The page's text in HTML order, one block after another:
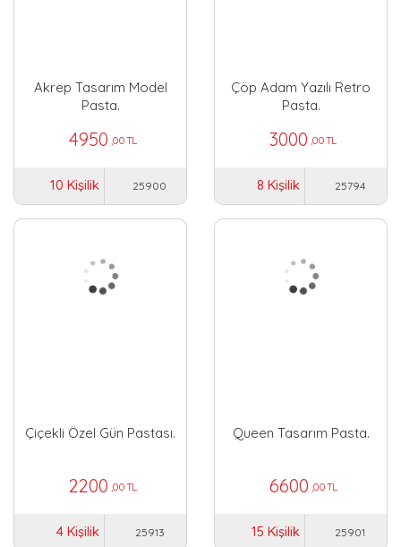
Akrep Tasarım Model
Pasta.
4950 ,00 TL
10 Kişilik 25900
Çöp Adam Yazılı Retro
Pasta.
3000 ,00 TL
8 Kişilik 25794
Çiçekli Özel Gün Pastası.
2200 ,00 TL
4 Kişilik 25913
Queen Tasarım Pasta.
6600 ,00 TL
15 Kişilik 25901